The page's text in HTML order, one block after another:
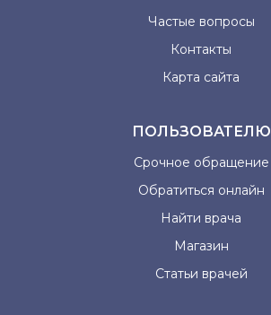
Частые вопросы
Контакты
Карта сайта
ПОЛЬЗОВАТЕЛЮ
Срочное обращение
Обратиться онлайн
Найти врача
Магазин
Статьи врачей